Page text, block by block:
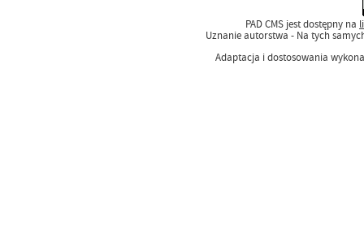
PAD CMS jest dostępny na
Uznanie autorstwa - Na tych
Adaptacja i dostosowania